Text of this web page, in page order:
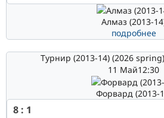
Алмаз (2013-
подробнее
Турнир (2013-14) (2026
11 Май12:30
Форвард (2013-
8 : 1